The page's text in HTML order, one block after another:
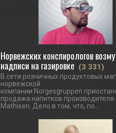
Норвежских конспирологов
надписи на газировке (3 331)
В сети розничных продуктовых
норвежской
компании Norgesgruppen
продажа напитков производителя
Mathisen. Дело в том, что, по...